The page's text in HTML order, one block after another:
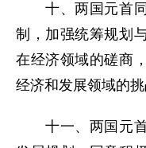
十、两国元首同
制，加强统筹规划
在经济领域的磋商
经济和发展领域的挑
十一、两国元首